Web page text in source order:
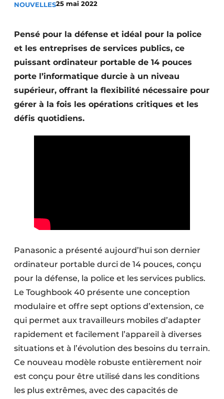
Construction bois
Contrôle d’accès
Éclairage
Rénovation
Sécurité incendie
Software
Techniques ferroviaires
Travaux ferroviaires
NOUVELLES25 mai 2022
Pensé pour la défense et idéal pour la police
et les entreprises de services publics, ce
puissant ordinateur portable de 14 pouces
porte l’informatique durcie à un niveau
supérieur, offrant la flexibilité nécessaire pour
gérer à la fois les opérations critiques et les
défis quotidiens.
Panasonic a présenté aujourd’hui son dernier
ordinateur portable durci de 14 pouces, conçu
pour la défense, la police et les services publics.
Le Toughbook 40 présente une conception
modulaire et offre sept options d’extension, ce
qui permet aux travailleurs mobiles d’adapter
rapidement et facilement l’appareil à diverses
situations et à l’évolution des besoins du terrain.
Ce nouveau modèle robuste entièrement noir
est conçu pour être utilisé dans les conditions
les plus extrêmes, avec des capacités de